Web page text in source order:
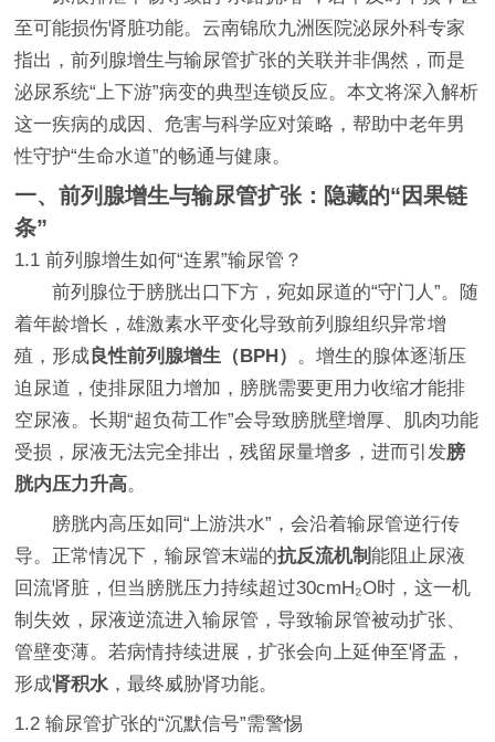
至可能损伤肾脏功能。云南锦欣九洲医院泌尿外科专家
指出，前列腺增生与输尿管扩张的关联并非偶然，而是
泌尿系统“上下游”病变的典型连锁反应。本文将深入解析
这一疾病的成因、危害与科学应对策略，帮助中老年男
性守护“生命水道”的畅通与健康。
一、前列腺增生与输尿管扩张：隐藏的“因果链
条”
1.1 前列腺增生如何“连累”输尿管？
前列腺位于膀胱出口下方，宛如尿道的“守门人”。随
着年龄增长，雄激素水平变化导致前列腺组织异常增
殖，形成 良性前列腺增生（BPH） 。增生的腺体逐渐压
迫尿道，使排尿阻力增加，膀胱需要更用力收缩才能排
空尿液。长期“超负荷工作”会导致膀胱壁增厚、肌肉功能
受损，尿液无法完全排出，残留尿量增多，进而引发膀
胱内压力升高。
膀胱内高压如同“上游洪水”，会沿着输尿管逆行传
导。正常情况下，输尿管末端的抗反流机制能阻止尿液
回流肾脏，但当膀胱压力持续超过30cmH₂O时，这一机
制失效，尿液逆流进入输尿管，导致输尿管被动扩张、
管壁变薄。若病情持续进展，扩张会向上延伸至肾盂，
形成肾积水 ，最终威胁肾功能。
1.2 输尿管扩张的“沉默信号”需警惕